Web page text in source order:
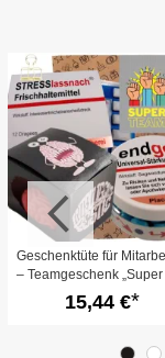
Geschenktüte für
– Teamgeschenk „Super
Team“ (Set 3)15,44 €